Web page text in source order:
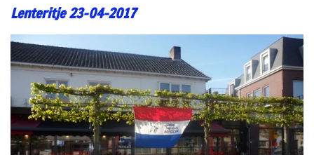
Lenteritje 23-04-2017